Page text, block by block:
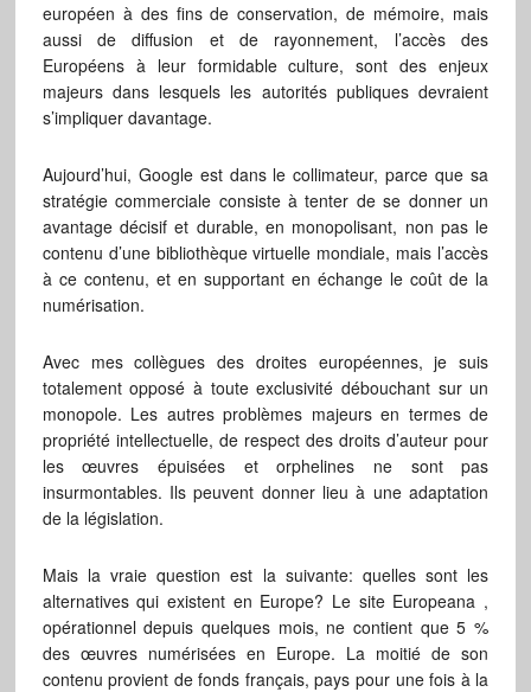
européen à des fins de conservation, de mémoire, mais
aussi de diffusion et de rayonnement, l’accès des
Européens à leur formidable culture, sont des enjeux
majeurs dans lesquels les autorités publiques devraient
s’impliquer davantage.
Aujourd’hui, Google est dans le collimateur, parce que sa
stratégie commerciale consiste à tenter de se donner un
avantage décisif et durable, en monopolisant, non pas le
contenu d’une bibliothèque virtuelle mondiale, mais l’accès
à ce contenu, et en supportant en échange le coût de la
numérisation.
Avec mes collègues des droites européennes, je suis
totalement opposé à toute exclusivité débouchant sur un
monopole. Les autres problèmes majeurs en termes de
propriété intellectuelle, de respect des droits d’auteur pour
les œuvres épuisées et orphelines ne sont pas
insurmontables. Ils peuvent donner lieu à une adaptation
de la législation.
Mais la vraie question est la suivante: quelles sont les
alternatives qui existent en Europe? Le site Europeana ,
opérationnel depuis quelques mois, ne contient que 5 %
des œuvres numérisées en Europe. La moitié de son
contenu provient de fonds français, pays pour une fois à la